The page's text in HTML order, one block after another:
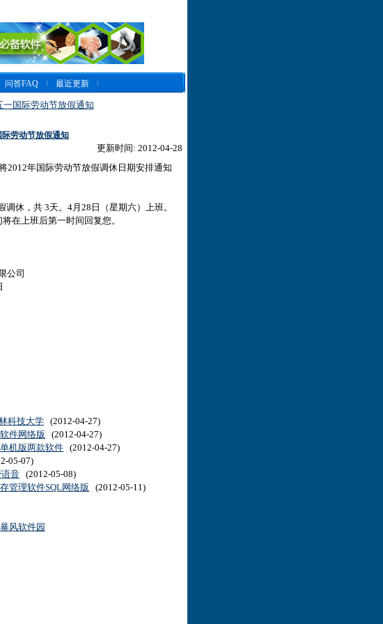
问答FAQ
最近更新
一国际劳动节放假通知
劳动节放假通知
更新时间: 2012-04-28
年国际劳动节放假调休日期安排通知
休，共 3天。4月28日（星期六）上班。
在上班后第一时间回复您。
司
科技大学 (2012-04-27)
件网络版 (2012-04-27)
机版两款软件 (2012-04-27)
05-07)
音 (2012-05-08)
管理软件SQL网络版 (2012-05-11)
暴风软件园